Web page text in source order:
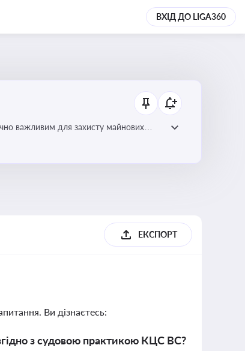
ВХІД ДО LIGA360
важливим для захисту майнових
ЕКСПОРТ
Ви дізнаєтесь:
з судовою практикою КЦС ВС?